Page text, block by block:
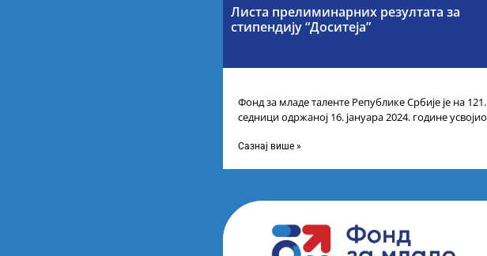
Листа прелиминарних резултата за
стипендију “Доситеја”
Фонд за младе таленте Републике Србије је на 121.
седници одржаној 16. јануара 2024. године усвојио
Сазнај више »